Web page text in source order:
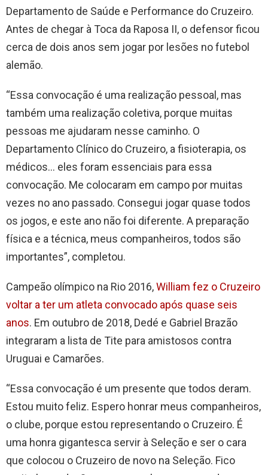
Departamento de Saúde e Performance do Cruzeiro.
Antes de chegar à Toca da Raposa II, o defensor ficou
cerca de dois anos sem jogar por lesões no futebol
alemão.
“Essa convocação é uma realização pessoal, mas
também uma realização coletiva, porque muitas
pessoas me ajudaram nesse caminho. O
Departamento Clínico do Cruzeiro, a fisioterapia, os
médicos… eles foram essenciais para essa
convocação. Me colocaram em campo por muitas
vezes no ano passado. Consegui jogar quase todos
os jogos, e este ano não foi diferente. A preparação
física e a técnica, meus companheiros, todos são
importantes”, completou.
Campeão olímpico na Rio 2016,William fez o Cruzeiro
voltar a ter um atleta convocado após quase seis
anos. Em outubro de 2018, Dedé e Gabriel Brazão
integraram a lista de Tite para amistosos contra
Uruguai e Camarões.
“Essa convocação é um presente que todos deram.
Estou muito feliz. Espero honrar meus companheiros,
o clube, porque estou representando o Cruzeiro. É
uma honra gigantesca servir à Seleção e ser o cara
que colocou o Cruzeiro de novo na Seleção. Fico